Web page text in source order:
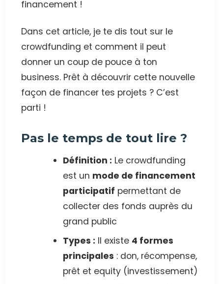
financement !
Dans cet article, je te dis tout sur le
crowdfunding et comment il peut
donner un coup de pouce à ton
business. Prêt à découvrir cette nouvelle
façon de financer tes projets ? C’est
parti !
Pas le temps de tout lire ?
Définition : Le crowdfunding
est un mode de financement
participatif permettant de
collecter des fonds auprès du
grand public
Types : Il existe 4 formes
principales : don, récompense,
prêt et equity (investissement)